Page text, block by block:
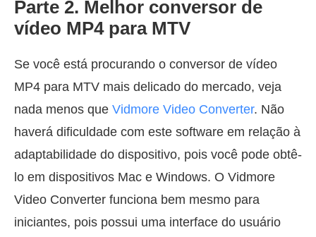
Parte 2. Melhor conversor de
vídeo MP4 para MTV
Se você está procurando o conversor de vídeo
MP4 para MTV mais delicado do mercado, veja
nada menos que Vidmore Video Converter. Não
haverá dificuldade com este software em relação à
adaptabilidade do dispositivo, pois você pode obtê-
lo em dispositivos Mac e Windows. O Vidmore
Video Converter funciona bem mesmo para
iniciantes, pois possui uma interface do usuário